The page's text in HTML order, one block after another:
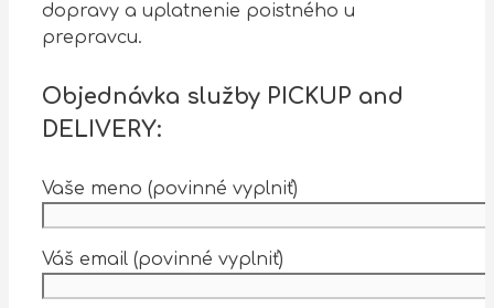
dopravy a uplatnenie poistného u
prepravcu.
Objednávka služby PICKUP and
DELIVERY:
Vaše meno (povinné vyplniť)
Váš email (povinné vyplniť)